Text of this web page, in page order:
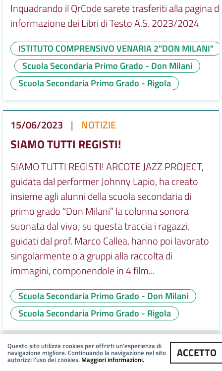
Inquadrando il QrCode sarete trasferiti alla pagina di
informazione dei Libri di Testo A.S. 2023/2024
ISTITUTO COMPRENSIVO VENARIA 2"DON MILANI"
Scuola Secondaria Primo Grado - Don Milani
Scuola Secondaria Primo Grado - Rigola
15/06/2023 | NOTIZIE
SIAMO TUTTI REGISTI!
SIAMO TUTTI REGISTI! ARCOTE JAZZ PROJECT,
guidata dal performer Johnny Lapio, ha creato
insieme agli alunni della scuola secondaria di
primo grado “Don Milani” la colonna sonora
suonata dal vivo; su questa traccia i ragazzi,
guidati dal prof. Marco Callea, hanno poi lavorato
singolarmente o a gruppi alla raccolta di
immagini, componendole in 4 film...
Scuola Secondaria Primo Grado - Don Milani
Scuola Secondaria Primo Grado - Rigola
14/06/2023 | NOTIZIE
Questo sito utilizza cookies per offrirti un'esperienza di
navigazione migliore. Continuando la navigazione nel sito
autorizzi l’uso dei cookies. Maggiori informazioni. ACCETTO